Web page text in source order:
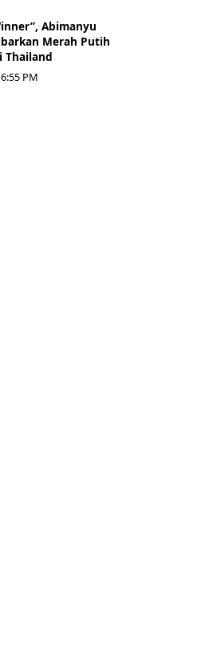
Abimanyu
Merah Putih
Thailand
PM